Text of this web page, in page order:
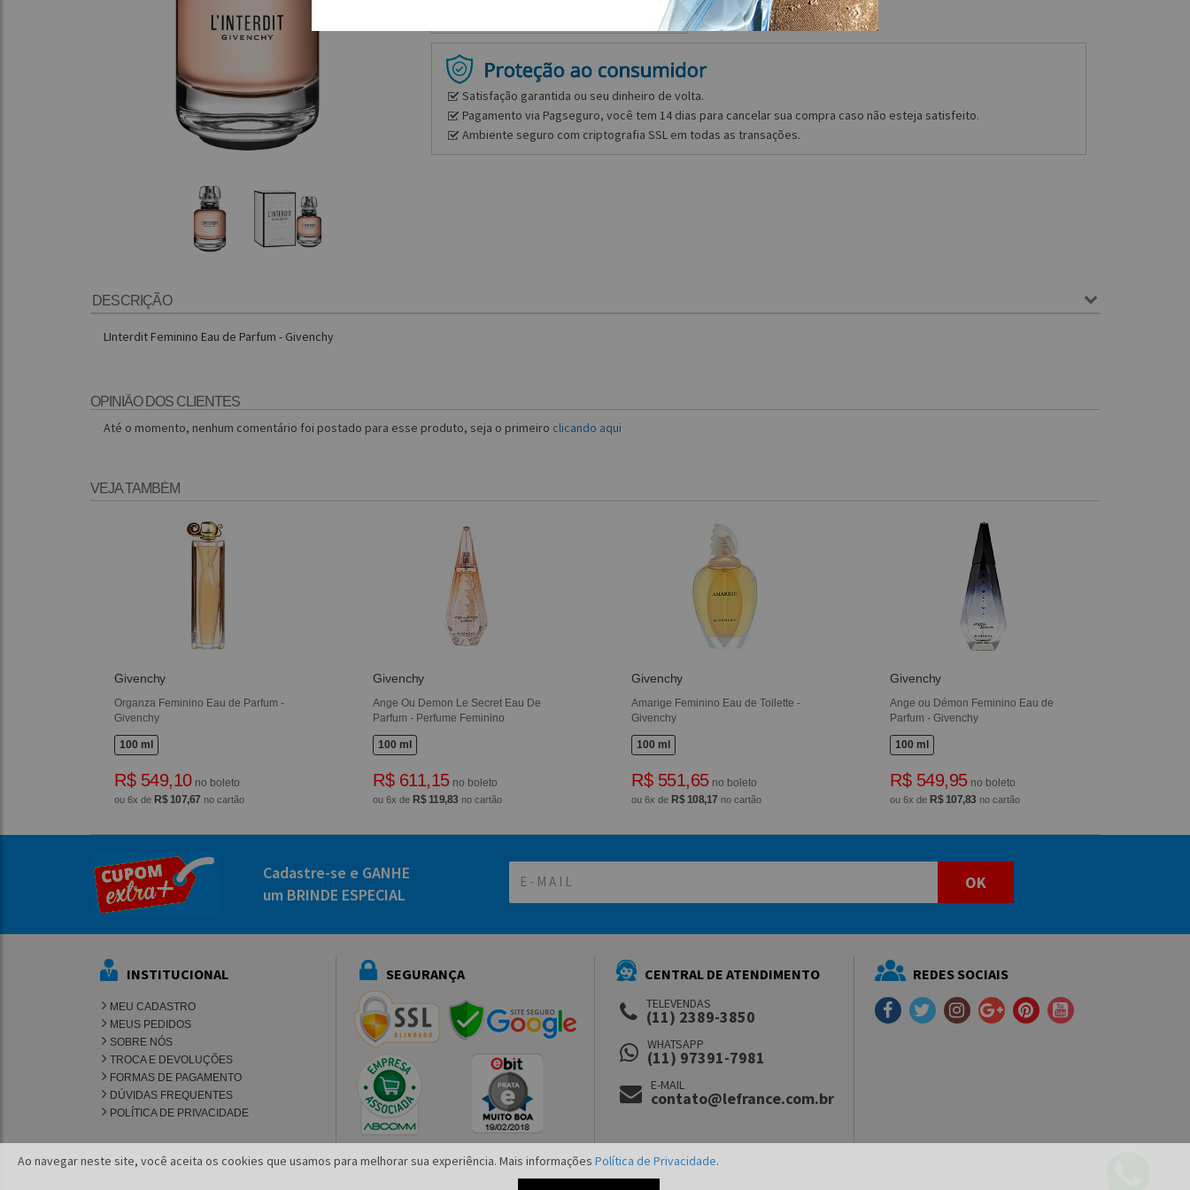
Ao navegar neste site, você aceita os cookies que usamos para melhorar sua experiência. Mais informações Política de Privacidade.
Satisfação garantida ou seu dinheiro de volta.
Pagamento via Pagseguro, você tem 14 dias para cancelar sua compra caso não esteja satisfeito.
Ambiente seguro com criptografia SSL em todas as transações.
DESCRIÇÃO
LInterdit Feminino Eau de Parfum - Givenchy
OPINIÃO DOS CLIENTES
Até o momento, nenhum comentário foi postado para esse produto, seja o primeiro clicando aqui
VEJA TAMBÉM
Givenchy
Organza Feminino Eau de Parfum -
Givenchy
100 ml
R$ 549,10no boleto
ou 6x de R$ 107,67 no cartão
Givenchy
Ange Ou Demon Le Secret Eau De
Parfum - Perfume Feminino
100 ml
R$ 611,15no boleto
ou 6x de R$ 119,83 no cartão
Givenchy
Amarige Feminino Eau de Toilette -
Givenchy
100 ml
R$ 551,65no boleto
ou 6x de R$ 108,17 no cartão
Givenchy
Ange ou Démon Feminino Eau de
Parfum - Givenchy
100 ml
R$ 549,95no boleto
ou 6x de R$ 107,83 no cartão
Cadastre-se e GANHE
um BRINDE ESPECIAL
OK
INSTITUCIONAL
MEU CADASTRO
MEUS PEDIDOS
SOBRE NÓS
TROCA E DEVOLUÇÕES
FORMAS DE PAGAMENTO
DÚVIDAS FREQUENTES
POLÍTICA DE PRIVACIDADE
SEGURANÇA CENTRAL DE ATENDIMENTO
TELEVENDAS
(11) 2389-3850
WHATSAPP
(11) 97391-7981
E-MAIL
contato@lefrance.com.br
REDES SOCIAIS